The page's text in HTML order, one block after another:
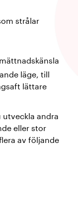
strålar
läge, till
lättare
utveckla andra
eller stor
av följande